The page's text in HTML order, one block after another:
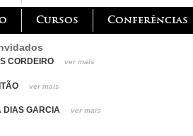
Conferências
Cursos
CORDEIRO ver mais
ver mais
DIAS GARCIA ver mais